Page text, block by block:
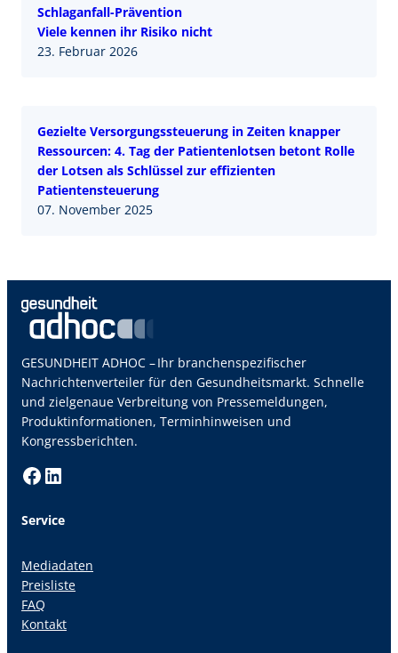
Schlaganfall-Prävention
Viele kennen ihr Risiko nicht
23. Februar 2026
Gezielte Versorgungssteuerung in Zeiten knapper
Ressourcen: 4. Tag der Patientenlotsen betont Rolle
der Lotsen als Schlüssel zur effizienten
Patientensteuerung
07. November 2025
GESUNDHEIT ADHOC – Ihr branchenspezifischer
Nachrichtenverteiler für den Gesundheitsmarkt. Schnelle
und zielgenaue Verbreitung von Pressemeldungen,
Produktinformationen, Terminhinweisen und
Kongressberichten.
Facebook LinkedIn
Service
Mediadaten
Preisliste
FAQ
Kontakt